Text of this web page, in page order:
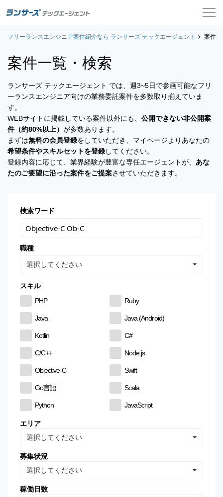
案件一覧
お役立ちコンテンツ
よくある質問
ログイン
会員登録
フリーランスエンジニア案件紹介なら ランサーズ テックエージェント 案件
案件一覧・検索
ランサーズ テックエージェント では、週3~5日で参画可能なフリ
ーランスエンジニア向けの業務委託案件を多数取り揃えていま
す。
WEBサイトに掲載している案件以外にも、 公開できない非公開案
件（約80%以上） が多数あります。
まずは無料の会員登録をしていただき、マイページよりあなたの
希望条件やスキルセットを登録してください。
登録内容に応じて、業界経験が豊富な専任エージェントが、 あな
たのご要望に沿った案件をご提案させていただきます。
検索ワード
職種
選択してください
スキル
PHP
Ruby
Java Java (Android)
Kotlin C#
C/C++ Node.js
Objective-C Swift
Go言語 Scala
Python JavaScript
CSS
MySQL
Oracle Database
Linux
VB.NET
エリア
選択してください
募集状況
選択してください
稼働日数